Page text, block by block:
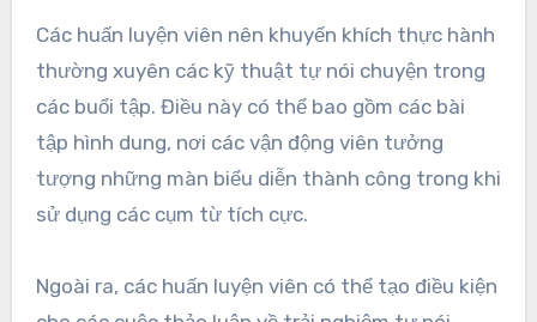
viên có thể hỗ trợ các vận
động viên trong việc phát
triển tự nói chuyện hiệu
quả?
Các huấn luyện viên có thể nâng cao đáng kể tự
cung cấp hướng dẫn và hỗ trợ có cấu trúc. Họ có
thể dạy các vận động viên xác định các mẫu tự